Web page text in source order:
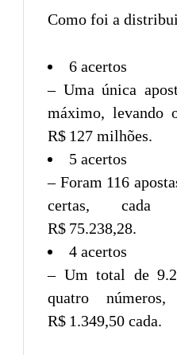
Como foi a
6 acertos
– Uma única
máximo, levando
R$ 127 milhões.
5 acertos
– Foram 116
certas, cada
R$ 75.238,28.
4 acertos
– Um total de
quatro
R$ 1.349,50 cada.